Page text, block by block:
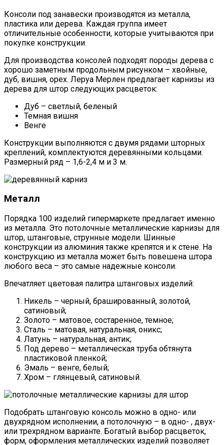
Консоли под занавески производятся из металла,
пластика или дерева. Каждая группа имеет
отличительные особенности, которые учитываются при
покупке конструкции.
Для производства консолей подходят породы дерева с
хорошо заметным продольным рисунком – хвойные,
дуб, вишня, орех. Леруа Мерлен предлагает карнизы из
дерева для штор следующих расцветок:
Дуб – светлый, беленый
Темная вишня
Венге
Конструкции выполняются с двумя рядами шторных
креплений, комплектуются деревянными кольцами.
Размерный ряд – 1,6-2,4 м и 3 м.
Металл
Порядка 100 изделий гипермаркете предлагает именно
из металла. Это потолочные металлические карнизы для
штор, штанговые, струнные модели. Шинные
конструкции из алюминия также крепятся и к стене. На
конструкцию из металла может быть повешена штора
любого веса – это самые надежные консоли.
Впечатляет цветовая палитра штанговых изделий:
Никель – черный, брашированный, золотой,
сатиновый;
Золото – матовое, состаренное, темное;
Сталь – матовая, натуральная, оникс;
Латунь – натуральная, антик;
Под дерево – металлическая труба обтянута
пластиковой пленкой;
Эмаль – венге, белый;
Хром – глянцевый, сатиновый.
Подобрать штанговую консоль можно в одно- или
двухрядном исполнении, а потолочную – в одно- , двух-
или трехрядном варианте. Богатый выбор расцветок,
форм, оформления металлических изделий позволяет